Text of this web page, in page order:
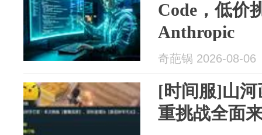
Code，低价
Anthropic
奇葩锅 2026-08-06
[时间服]山
重挑战全面